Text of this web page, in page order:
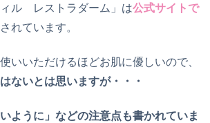
ル レストラダーム」は公式サイトで
されています。
いいただけるほどお肌に優しいので、
ないとは思いますが・・・
ように」などの注意点も書かれていま